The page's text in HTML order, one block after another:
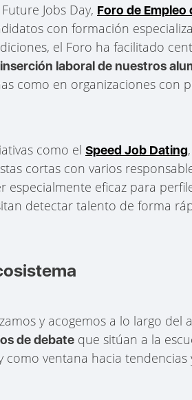
Jobs Day, Foro de Empleo
con formación
el Foro ha facilitado
laboral de nuestros
como en organizaciones con
como el Speed Job Dating
cortas con varios
eficaz para
detectar talento de forma
y acogemos a lo largo del
de debate que sitúan a la
ventana hacia